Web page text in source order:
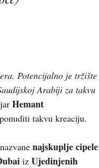
Potencijalno je tržište
Arabiji za takvu
Hemant
takvu kreaciju.
najskuplje cipele
iz Ujedinjenih